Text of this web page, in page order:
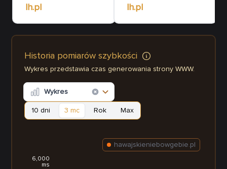
lh.pl lh.pl
Historia pomiarów szybkości
Wykres przedstawia czas generowania strony WWW.
Wykres
10 dni 3 mc Rok Max
6,000
ms
hawajskieniebowgebie.pl